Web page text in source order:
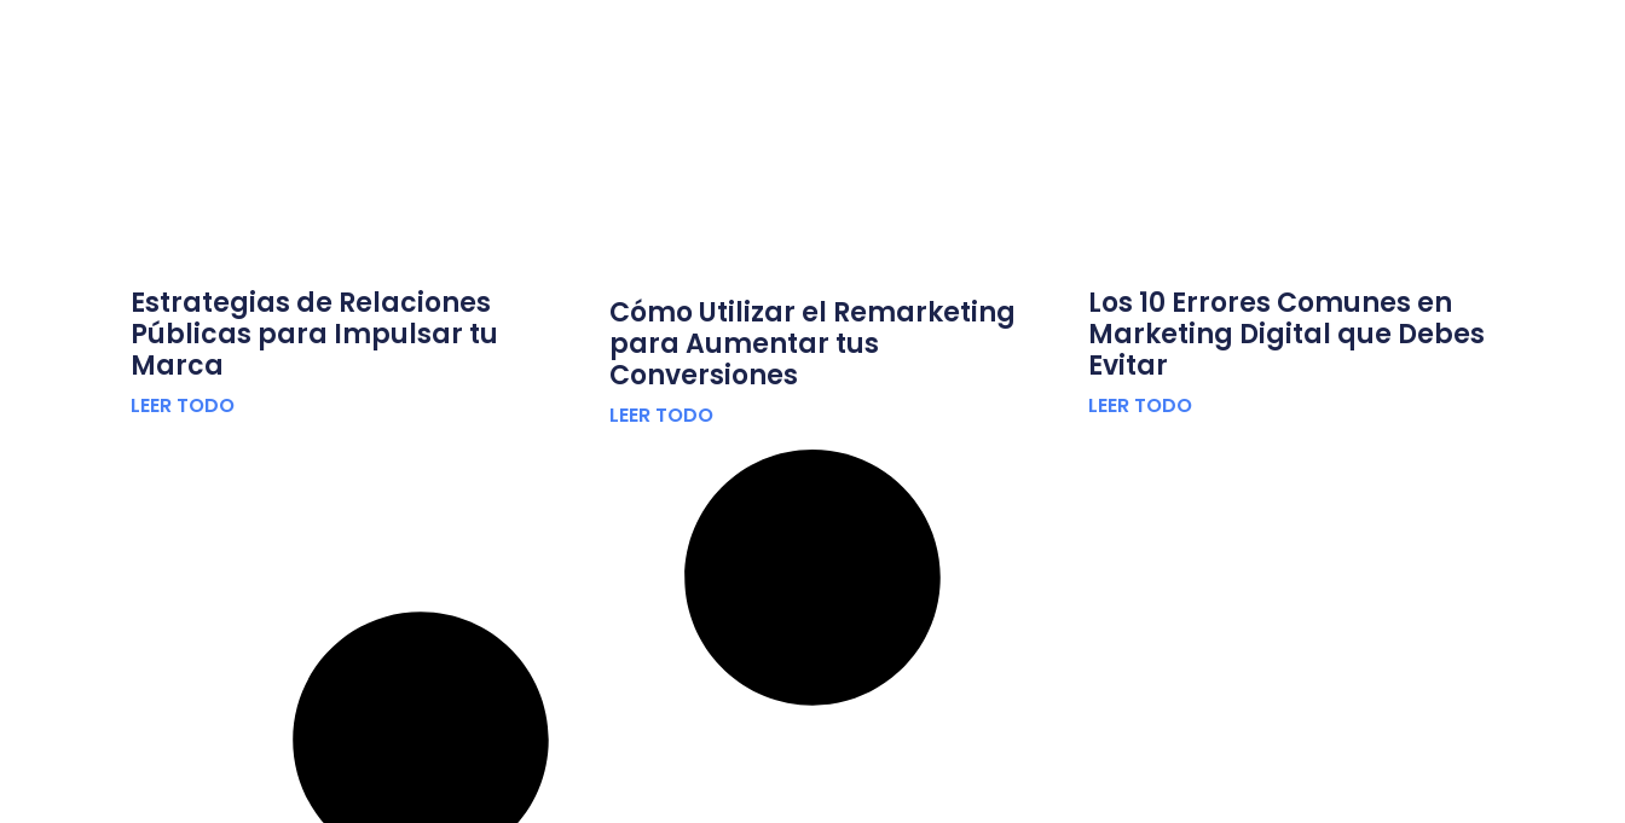
Estrategias de Relaciones
Públicas para Impulsar tu
Marca
LEER TODO
Cómo Utilizar el Remarketing
para Aumentar tus
Conversiones
LEER TODO
Los 10 Errores Comunes en
Marketing Digital que Debes
Evitar
LEER TODO